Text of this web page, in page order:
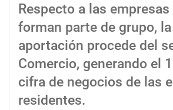
Respecto a las empresas
forman parte de grupo,
aportación procede del
Comercio, generando el
cifra de negocios de las
residentes.